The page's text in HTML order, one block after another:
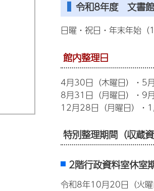
令和8年度 文書
日曜・祝日・年末年始
館内整理日
4月30日（木曜日）・5
8月31日（月曜日）・9
12月28日（月曜日）・
特別整理期間（収蔵
2階行政資料室休室
令和8年10月20日（火曜